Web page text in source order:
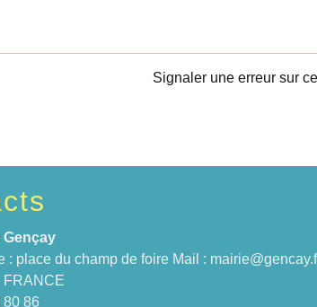
Signaler une erreur sur
Gençay
place du champ de foire Mail :
FRANCE
80 86